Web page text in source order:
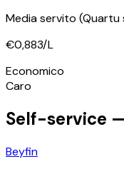
Media servito (Quartu
€0,883/L
Economico
Caro
Self-service
Beyfin